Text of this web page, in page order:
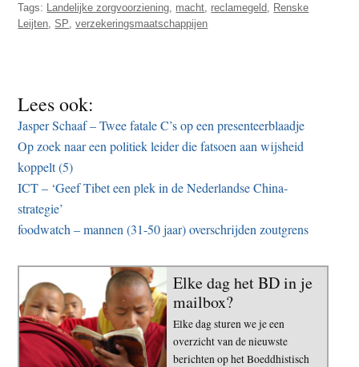
Tags: Landelijke zorgvoorziening macht reclamegeld Renske
Leijten ,SP ,verzekeringsmaatschappijen
Lees ook:
Jasper Schaaf – Twee fatale C’s op een presenteerblaadje
Op zoek naar een politiek leider die fatsoen aan wijsheid
koppelt (5)
ICT – ‘Geef Tibet een plek in de Nederlandse China-
strategie’
foodwatch – mannen (31-50 jaar) overschrijden zoutgrens
Elke dag het BD in je
mailbox?
Elke dag sturen we je een
overzicht van de nieuwste
berichten op het Boeddhistisch